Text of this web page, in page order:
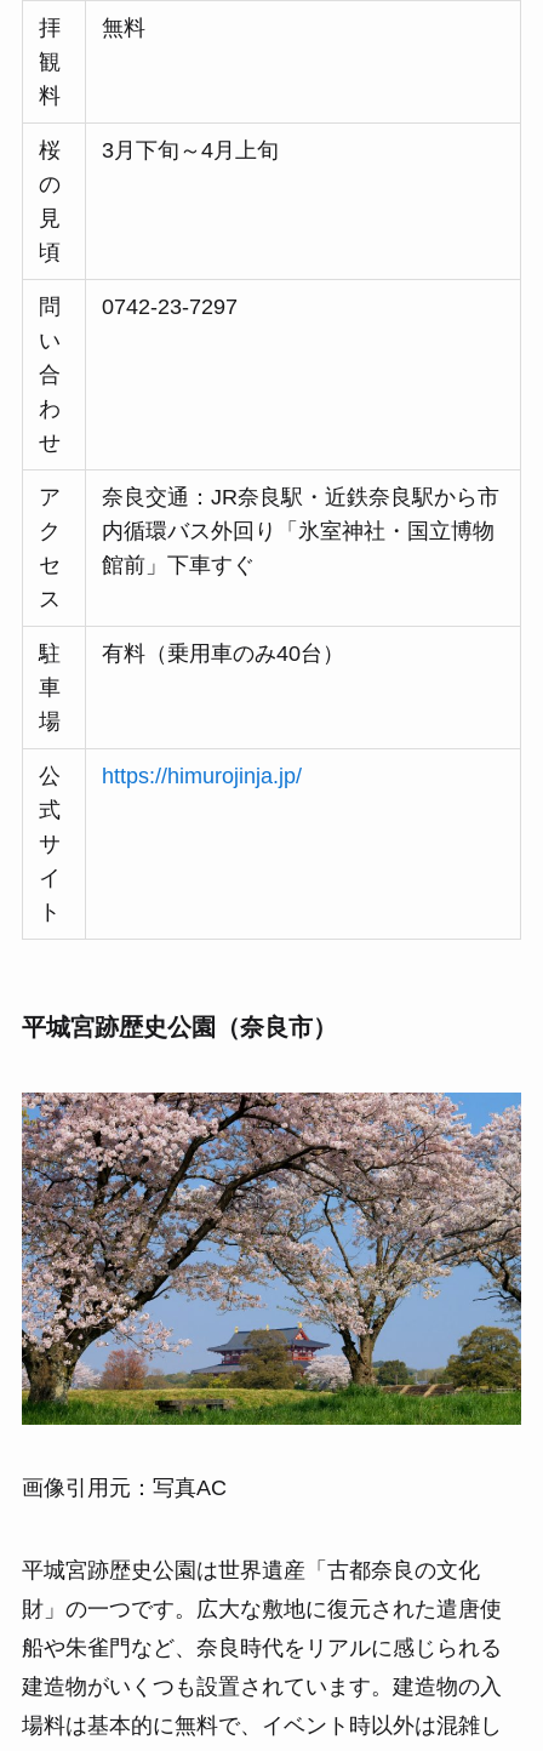
拝
観
料
無料
桜
の
見
頃
3月下旬～4月上旬
問
い
合
わ
せ
0742-23-7297
ア
ク
セ
ス
​​奈良交通：JR奈良駅・近鉄奈良駅から市
内循環バス外回り「氷室神社・国立博物
館前」下車すぐ
駐
車
場
有料（乗用車のみ40台）
公
式
サ
イ
ト
https://himurojinja.jp/
平城宮跡歴史公園（奈良市）
画像引用元：写真AC
平城宮跡歴史公園は世界遺産「古都奈良の文化
財」の一つです。広大な敷地に復元された遣唐使
船や朱雀門など、奈良時代をリアルに感じられる
建造物がいくつも設置されています。建造物の入
場料は基本的に無料で、イベント時以外は混雑し